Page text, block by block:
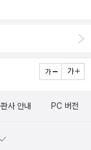
사 안내 PC 버전